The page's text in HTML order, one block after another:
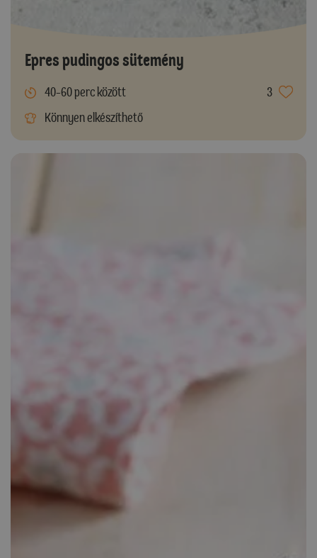
Epres pudingos sütemény
40-60 perc között
3
Könnyen elkészíthető